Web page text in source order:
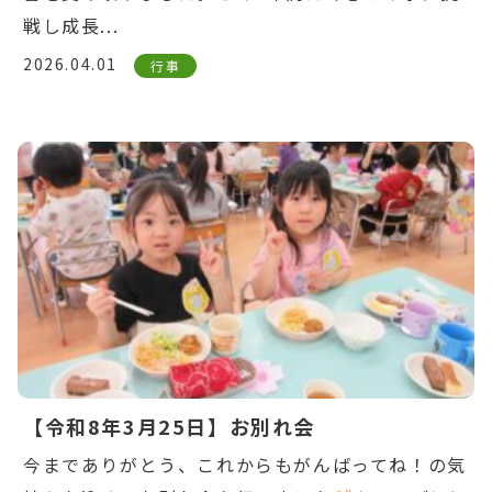
戦し成長...
2026.04.01 行事
Warning: Undefined variable $post_id in
/home/ikuyoukai/ikuyoukai.jp/public_html/
content/themes/aoba/lib/include/news-
box.phpon line 7
【令和8年3月25日】お別れ会
今までありがとう、これからもがんばってね！の気